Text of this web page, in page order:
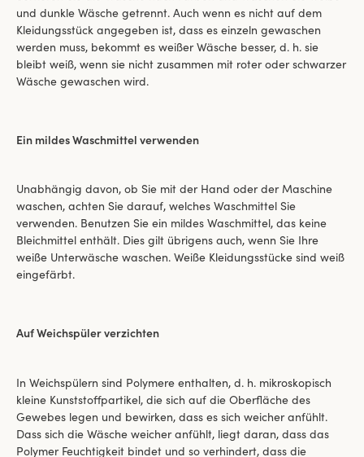
und dunkle Wäsche getrennt. Auch wenn es nicht auf dem
Kleidungsstück angegeben ist, dass es einzeln gewaschen
werden muss, bekommt es weißer Wäsche besser, d. h. sie
bleibt weiß, wenn sie nicht zusammen mit roter oder schwarzer
Wäsche gewaschen wird.
Ein mildes Waschmittel verwenden
Unabhängig davon, ob Sie mit der Hand oder der Maschine
waschen, achten Sie darauf, welches Waschmittel Sie
verwenden. Benutzen Sie ein mildes Waschmittel, das keine
Bleichmittel enthält. Dies gilt übrigens auch, wenn Sie Ihre
weiße Unterwäsche waschen. Weiße Kleidungsstücke sind weiß
eingefärbt.
Auf Weichspüler verzichten
In Weichspülern sind Polymere enthalten, d. h. mikroskopisch
kleine Kunststoffpartikel, die sich auf die Oberfläche des
Gewebes legen und bewirken, dass es sich weicher anfühlt.
Dass sich die Wäsche weicher anfühlt, liegt daran, dass das
Polymer Feuchtigkeit bindet und so verhindert, dass die